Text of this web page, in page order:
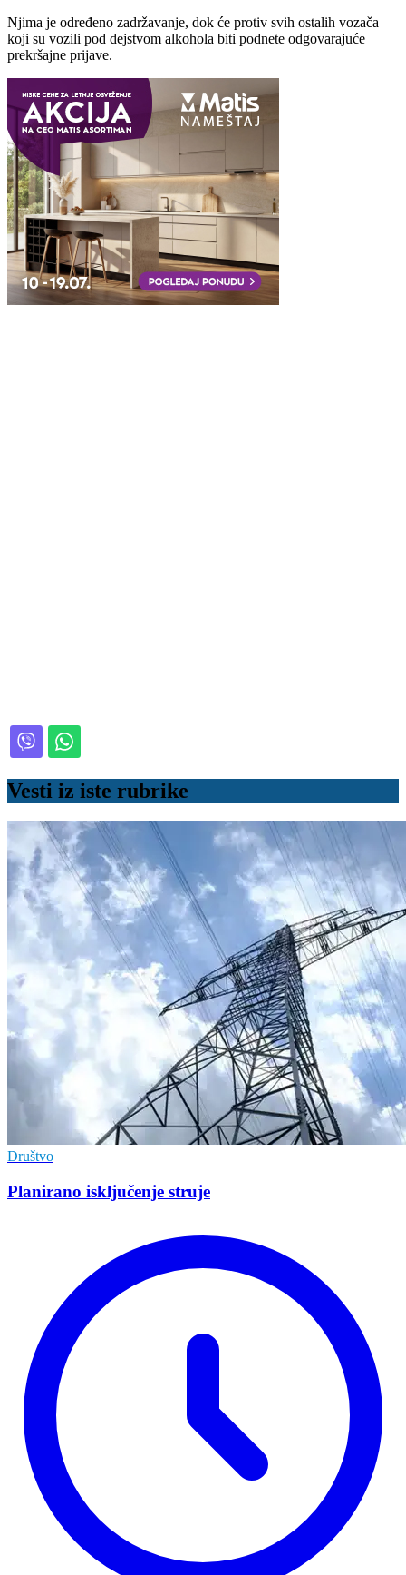
Nјima je određeno zadržavanje, dok će protiv svih ostalih vozača
koji su vozili pod dejstvom alkohola biti podnete odgovarajuće
prekršajne prijave.
Vesti iz iste rubrike
Društvo
Planirano isključenje struje